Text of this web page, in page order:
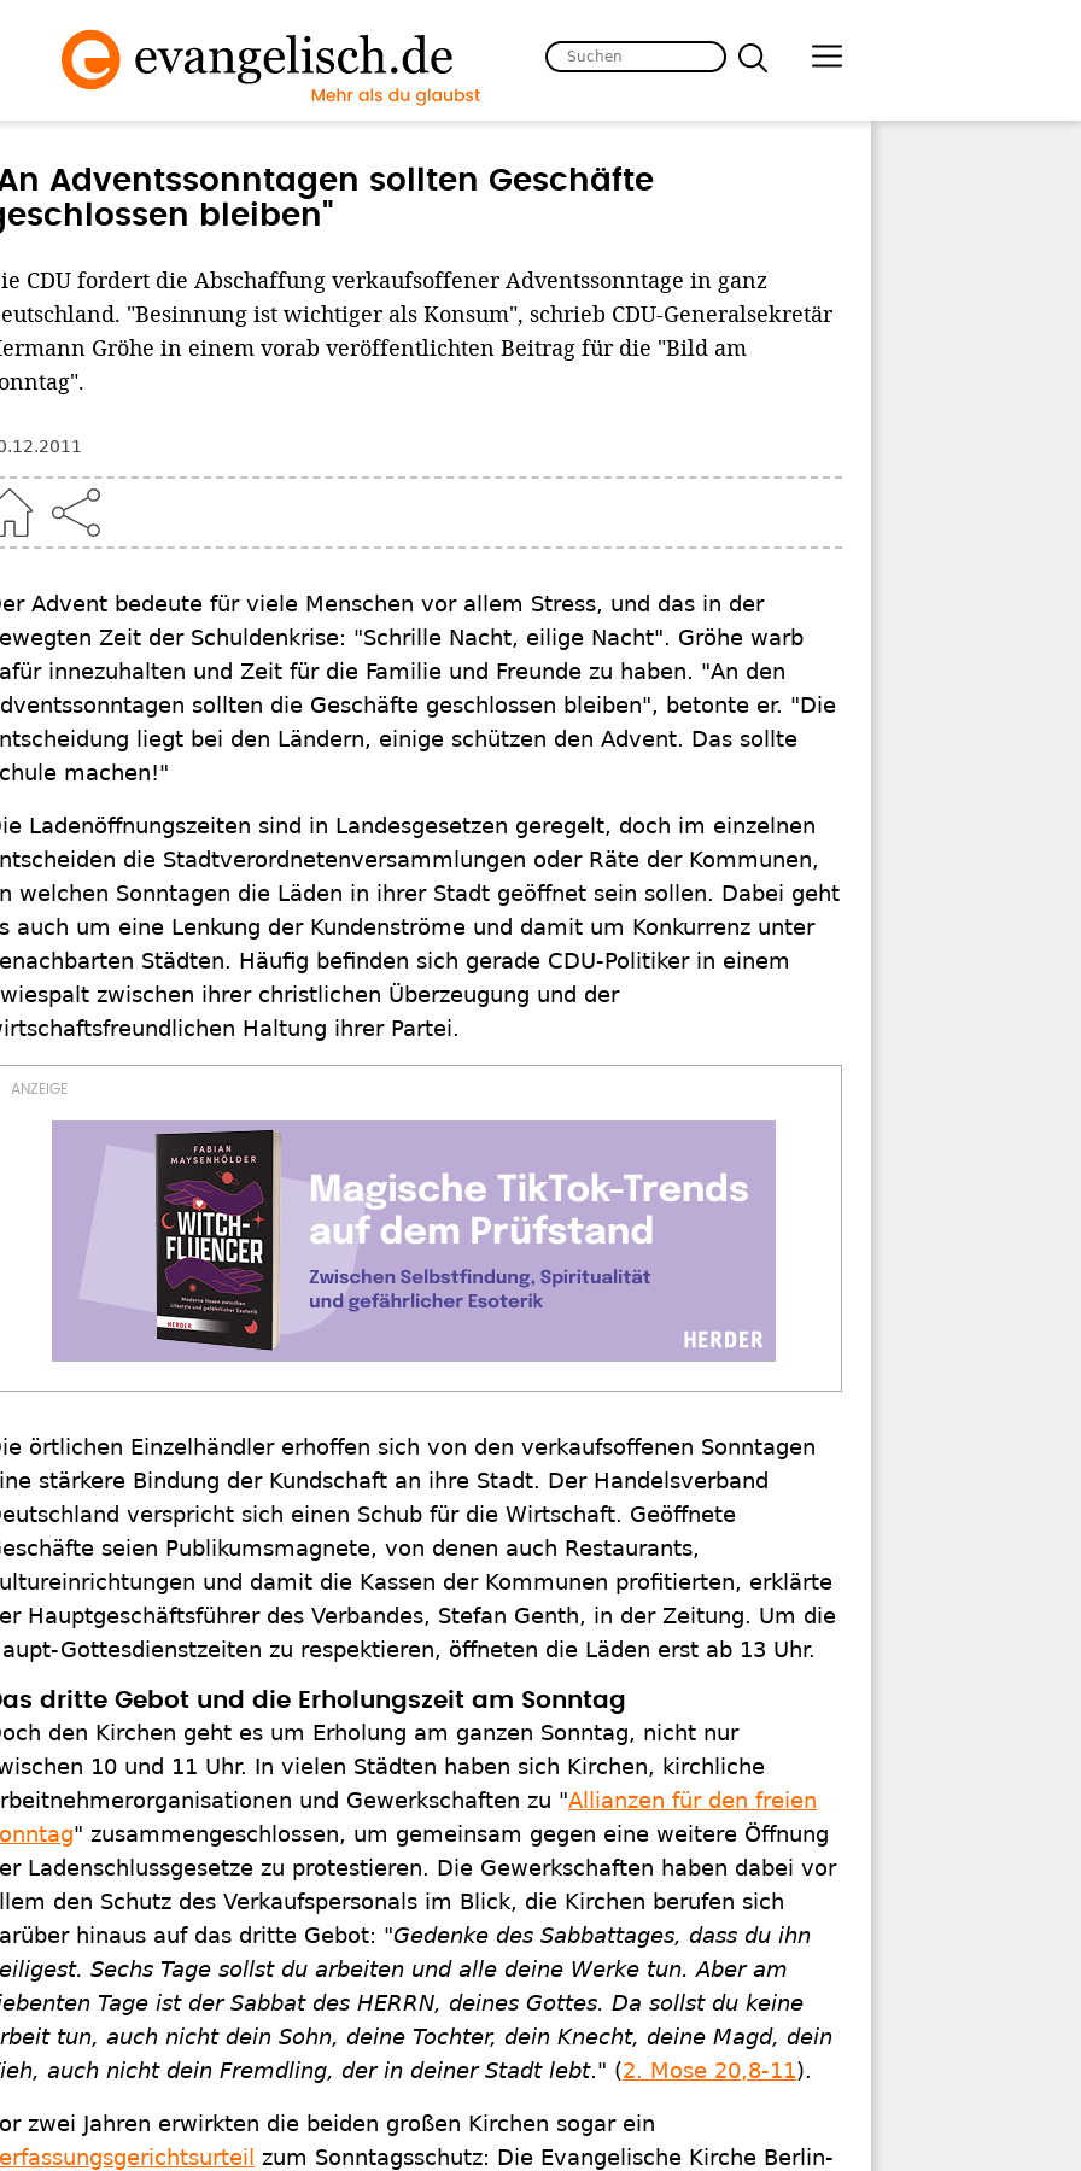
Adventssonntagen sollten Geschäfte
bleiben"
CDU fordert die Abschaffung verkaufsoffener Adventssonntage in ganz
"Besinnung ist wichtiger als Konsum", schrieb CDU-Generalsekretär
Gröhe in einem vorab veröffentlichten Beitrag für die "Bild am
Advent bedeute für viele Menschen vor allem Stress, und das in der
Zeit der Schuldenkrise: "Schrille Nacht, eilige Nacht". Gröhe warb
innezuhalten und Zeit für die Familie und Freunde zu haben. "An den
sollten die Geschäfte geschlossen bleiben", betonte er. "Die
liegt bei den Ländern, einige schützen den Advent. Das sollte
machen!"
Ladenöffnungszeiten sind in Landesgesetzen geregelt, doch im einzelnen
die Stadtverordnetenversammlungen oder Räte der Kommunen,
welchen Sonntagen die Läden in ihrer Stadt geöffnet sein sollen. Dabei geht
auch um eine Lenkung der Kundenströme und damit um Konkurrenz unter
Städten. Häufig befinden sich gerade CDU-Politiker in einem
zwischen ihrer christlichen Überzeugung und der
Haltung ihrer Partei.
örtlichen Einzelhändler erhoffen sich von den verkaufsoffenen Sonntagen
stärkere Bindung der Kundschaft an ihre Stadt. Der Handelsverband
verspricht sich einen Schub für die Wirtschaft. Geöffnete
seien Publikumsmagnete, von denen auch Restaurants,
und damit die Kassen der Kommunen profitierten, erklärte
Hauptgeschäftsführer des Verbandes, Stefan Genth, in der Zeitung. Um die
Gottesdienstzeiten zu respektieren, öffneten die Läden erst ab 13 Uhr.
dritte Gebot und die Erholungszeit am Sonntag
den Kirchen geht es um Erholung am ganzen Sonntag, nicht nur
10 und 11 Uhr. In vielen Städten haben sich Kirchen, kirchliche
und Gewerkschaften zu "Allianzen für den freien
" zusammengeschlossen, um gemeinsam gegen eine weitere Öffnung
Ladenschlussgesetze zu protestieren. Die Gewerkschaften haben dabei vor
den Schutz des Verkaufspersonals im Blick, die Kirchen berufen sich
hinaus auf das dritte Gebot: "Gedenke des Sabbattages, dass du ihn
Sechs Tage sollst du arbeiten und alle deine Werke tun. Aber am
Tage ist der Sabbat des HERRN, deines Gottes. Da sollst du keine
tun, auch nicht dein Sohn, deine Tochter, dein Knecht, deine Magd, dein
auch nicht dein Fremdling, der in deiner Stadt lebt." (2. Mose 20,8-11).
zwei Jahren erwirkten die beiden großen Kirchen sogar ein
zum Sonntagsschutz: Die Evangelische Kirche Berlin-